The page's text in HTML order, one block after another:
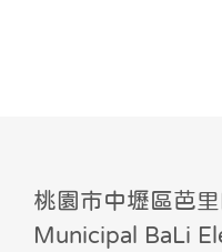
桃園市中壢區芭
Municipal BaLi